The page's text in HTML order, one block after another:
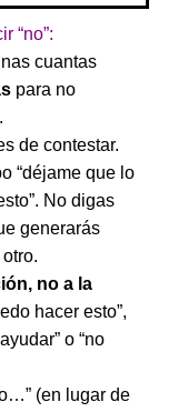
“no”:
cuantas
para no
de contestar.
“déjame que lo
No digas
generarás
no a la
hacer esto”,
o “no
(en lugar de